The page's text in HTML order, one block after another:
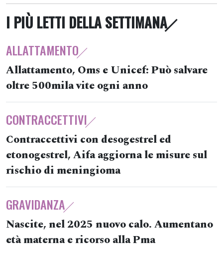
I PIÙ LETTI DELLA SETTIMANA
ALLATTAMENTO
Allattamento, Oms e Unicef: Può salvare
oltre 500mila vite ogni anno
CONTRACCETTIVI
Contraccettivi con desogestrel ed
etonogestrel, Aifa aggiorna le misure sul
rischio di meningioma
GRAVIDANZA
Nascite, nel 2025 nuovo calo. Aumentano
età materna e ricorso alla Pma